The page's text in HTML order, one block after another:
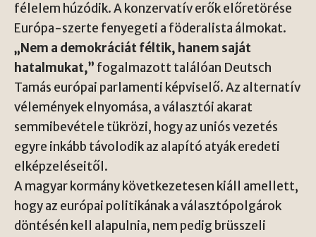
félelem húzódik. A konzervatív erők előretörése
Európa-szerte fenyegeti a föderalista álmokat.
„Nem a demokráciát féltik, hanem saját
hatalmukat,” fogalmazott találóan Deutsch
Tamás európai parlamenti képviselő. Az alternatív
vélemények elnyomása, a választói akarat
semmibevétele tükrözi, hogy az uniós vezetés
egyre inkább távolodik az alapító atyák eredeti
elképzeléseitől.
A magyar kormány következetesen kiáll amellett,
hogy az európai politikának a választópolgárok
döntésén kell alapulnia, nem pedig brüsszeli